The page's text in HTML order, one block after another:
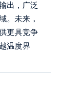
出，广泛
。未来，
更具竞争
温度界